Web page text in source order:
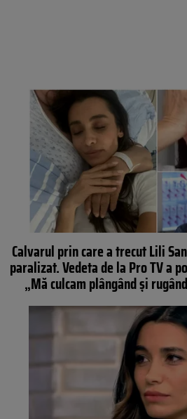
Calvarul prin care a trecut Lili
paralizat. Vedeta de la Pro TV a
„Mă culcam plângând și